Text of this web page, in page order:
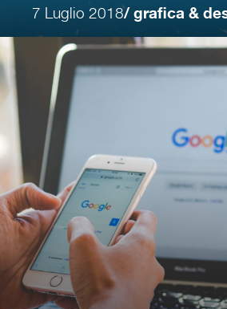
7 Luglio 2018/ grafica &